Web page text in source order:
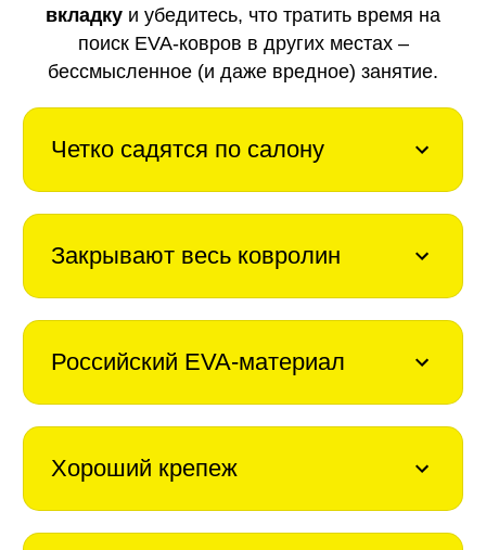
вкладку и убедитесь, что тратить время на
поиск EVA-ковров в других местах –
бессмысленное (и даже вредное) занятие.
Четко садятся по салону
Закрывают весь ковролин
Российский EVA-материал
Хороший крепеж